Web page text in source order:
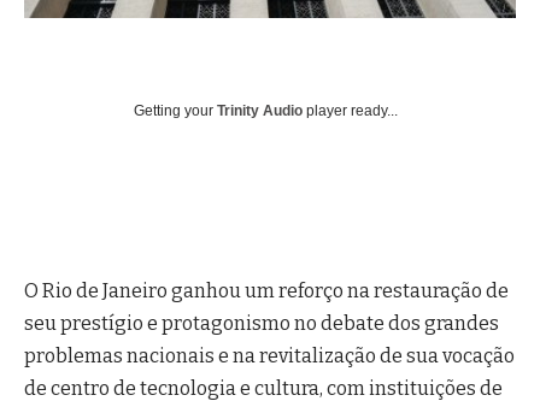
Getting your Trinity Audio player ready...
O Rio de Janeiro ganhou um reforço na restauração de
seu prestígio e protagonismo no debate dos grandes
problemas nacionais e na revitalização de sua vocação
de centro de tecnologia e cultura, com instituições de